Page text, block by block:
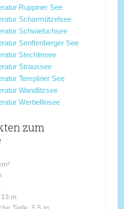
Ruppiner See
Scharmützelsee
Schwielochsee
Senftenberger See
Stechlinsee
Straussee
Templiner See
Wandlitzsee
Werbellinsee
zum
m